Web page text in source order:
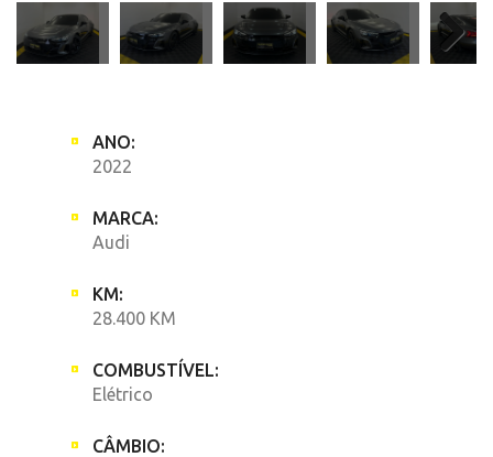
ANO:
2022
MARCA:
Audi
KM:
28.400 KM
COMBUSTÍVEL:
Elétrico
CÂMBIO: